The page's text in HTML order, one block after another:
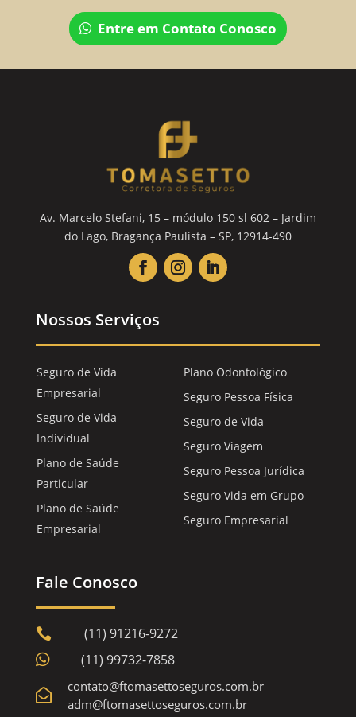
Entre em Contato Conosco
Av. Marcelo Stefani, 15 – módulo 150 sl 602 – Jardim
do Lago, Bragança Paulista – SP, 12914-490
Nossos Serviços
Seguro de Vida
Empresarial
Seguro de Vida
Individual
Plano de Saúde
Particular
Plano de Saúde
Empresarial
Plano Odontológico
Seguro Pessoa Física
Seguro de Vida
Seguro Viagem
Seguro Pessoa Jurídica
Seguro Vida em Grupo
Seguro Empresarial
Fale Conosco
 (11) 91216-9272
 (11) 99732-7858

contato@ftomasettoseguros.com.br
adm@ftomasettoseguros.com.br